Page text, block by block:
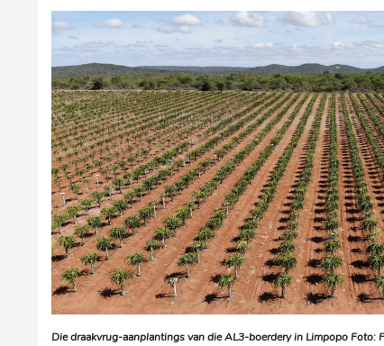
Die draakvrug-aanplantings van die AL3-boerdery in Limpopo Foto: